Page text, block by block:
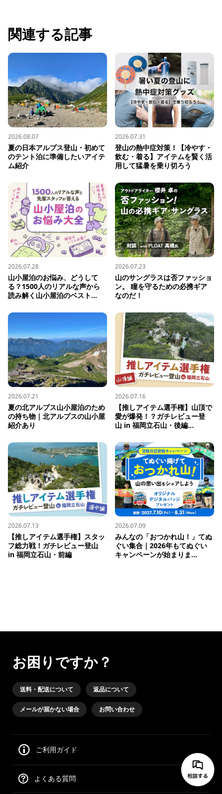
関連する記事
2026.08.07
夏の日本アルプス登山・初めて
のテント泊に準備したいアイテ
ム紹介
2026.07.31
登山の熱中症対策！【冷やす・
飲む・着る】アイテムを賢く活
用して猛暑を乗り切ろう
2026.07.28
山小屋泊のお悩み、どうして
る？1500人のリアルな声から
読み解く山小屋泊のベスト...
2026.07.23
山のサングラスは否ファッショ
ン。 瞳を守るための必携ギア
なのだ！
2026.07.21
夏の北アルプス山小屋泊のため
の持ち物｜北アルプスの山小屋
紹介あり
2026.07.16
【推しアイテム選手権】山頂で
愛が爆発！？ガチレビュー登
山 in 福岡立石山・後編...
2026.07.13
【推しアイテム選手権】スタッ
フ総力戦！ガチレビュー登山
in 福岡立石山・前編
2026.07.09
みんなの「おつかれ山！」てぬ
ぐい集合｜2026年もてぬぐい
キャンペーンが始まりま...
お困りですか？
送料・配送について 返品について
メールが届かない場合 お問い合わせ
ご利用ガイド
よくある質問